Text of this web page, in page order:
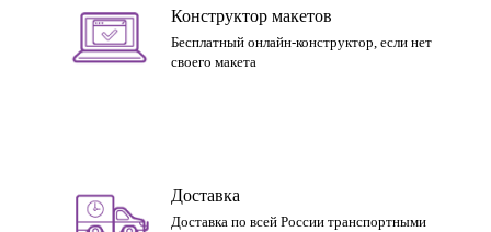
Конструктор макетов
Бесплатный онлайн-конструктор, если нет
своего макета
Доставка
Доставка по всей России транспортными